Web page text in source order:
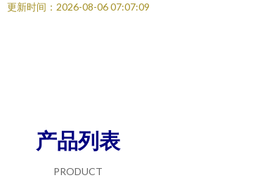
更新时间：2026-08-06 07:07:09
产品列表
PRODUCT